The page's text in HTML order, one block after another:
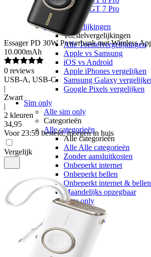
Realme GT 7 Pro
Keuzehulp
Toestelvergelijkingen
Toestelvergelijkingen
Alle Toestelvergelijkingen
Apple vs Samsung
iOS vs Android
Apple iPhones vergelijken
Samsung Galaxy
Google Pixels vergelijken
Sim only
Alle sim only
Categorieën
Alle categorieën
Alle categorieën
Alle Alle categorieën
Zonder aansluitkosten
Onbeperkt internet
Onbeperkt bellen
Onbeperkt internet & bellen
Maandelijks opzegbaar
Data only
5G
Alleen bellen
Providers
Odido
Vodafone
KPN
Essager PD 30W Powerbank met Wireless
10.000mAh
0 reviews
USB-A, USB-C
|
Zwart
|
2 kleuren
34,95
Voor 23:59 besteld, morgen in huis
Vergelijk